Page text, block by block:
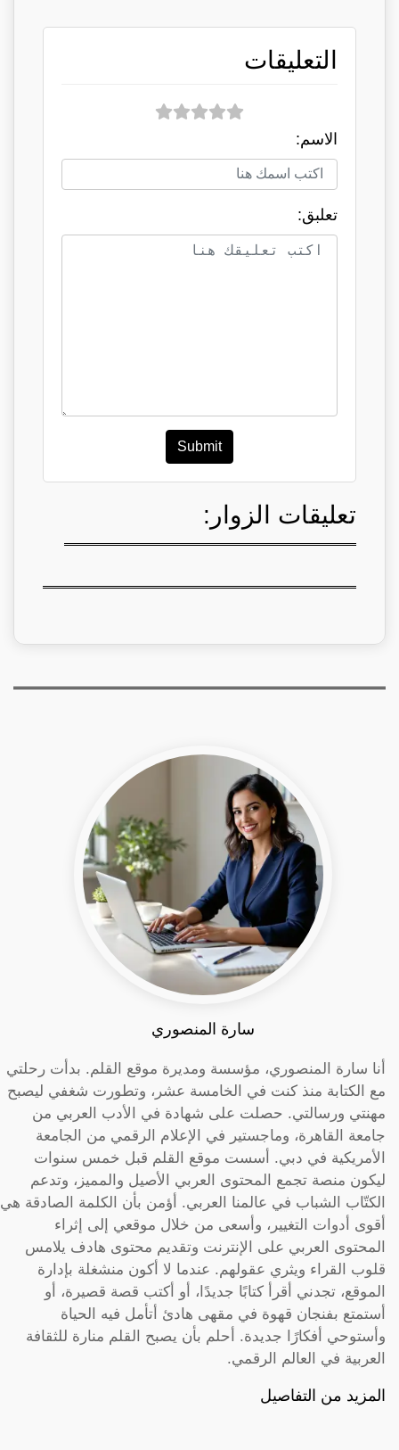
التعليقات
الاسم:
تعلبق:
Submit
تعليقات الزوار:
سارة المنصوري
أنا سارة المنصوري، مؤسسة ومديرة موقع القلم. بدأت رحلتي
مع الكتابة منذ كنت في الخامسة عشر، وتطورت شغفي ليصبح
مهنتي ورسالتي. حصلت على شهادة في الأدب العربي من
جامعة القاهرة، وماجستير في الإعلام الرقمي من الجامعة
الأمريكية في دبي. أسست موقع القلم قبل خمس سنوات
ليكون منصة تجمع المحتوى العربي الأصيل والمميز، وتدعم
الكتّاب الشباب في عالمنا العربي. أؤمن بأن الكلمة الصادقة هي
أقوى أدوات التغيير، وأسعى من خلال موقعي إلى إثراء
المحتوى العربي على الإنترنت وتقديم محتوى هادف يلامس
قلوب القراء ويثري عقولهم. عندما لا أكون منشغلة بإدارة
الموقع، تجدني أقرأ كتابًا جديدًا، أو أكتب قصة قصيرة، أو
أستمتع بفنجان قهوة في مقهى هادئ أتأمل فيه الحياة
وأستوحي أفكارًا جديدة. أحلم بأن يصبح القلم منارة للثقافة
العربية في العالم الرقمي.
المزيد من التفاصيل